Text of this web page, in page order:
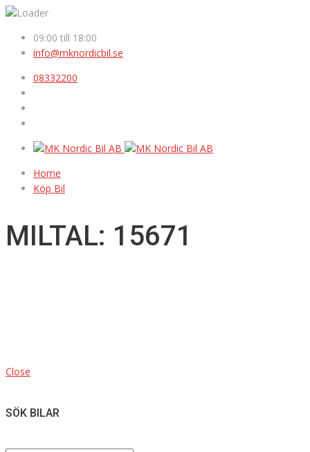
09:00 till 18:00
info@mknordicbil.se
08332200
Home
Köp Bil
MILTAL: 15671
Close
SÖK BILAR